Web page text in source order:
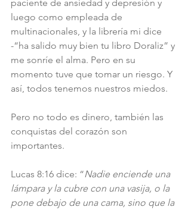
paciente de ansiedad y depresión y
luego como empleada de
multinacionales, y la librería mi dice
-“ha salido muy bien tu libro Doraliz” y
me sonríe el alma. Pero en su
momento tuve que tomar un riesgo. Y
así, todos tenemos nuestros miedos.
Pero no todo es dinero, también las
conquistas del corazón son
importantes.
Lucas 8:16 dice: “Nadie enciende una
lámpara y la cubre con una vasija, o la
pone debajo de una cama, sino que la